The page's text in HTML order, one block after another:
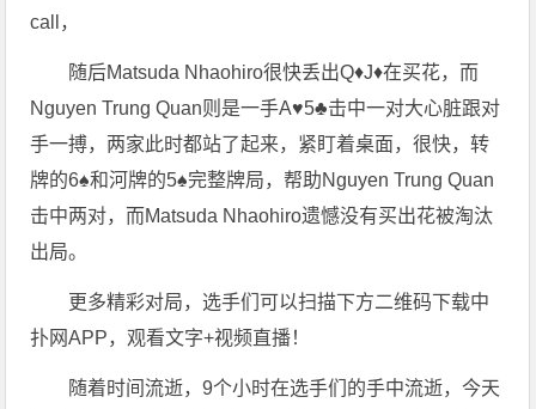
call，
随后Matsuda Nhaohiro很快丢出Q♦️J♦️在买花，而
Nguyen Trung Quan则是一手A♥️5♣️击中一对大心脏跟对
手一搏，两家此时都站了起来，紧盯着桌面，很快，转
牌的6♠️和河牌的5♠️完整牌局，帮助Nguyen Trung Quan
击中两对，而Matsuda Nhaohiro遗憾没有买出花被淘汰
出局。
更多精彩对局，选手们可以扫描下方二维码下载中
扑网APP，观看文字+视频直播！
随着时间流逝，9个小时在选手们的手中流逝，今天